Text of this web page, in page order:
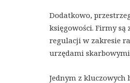
Dodatkowo,
księgowości. Firmy
regulacji w zakresie
urzędami
Jednym z